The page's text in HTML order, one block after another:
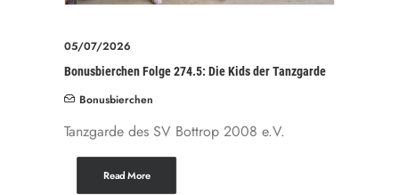
05/07/2026
Bonusbierchen Folge 274.5: Die Kids der Tanzgarde
Bonusbierchen
Tanzgarde des SV Bottrop 2008 e.V.
Read More